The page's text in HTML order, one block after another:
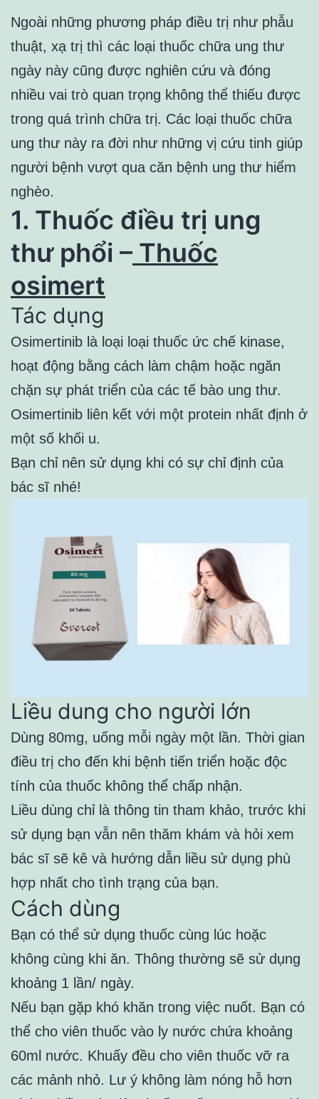
Ngoài những phương pháp điều trị như phẫu
thuật, xạ trị thì các loại thuốc chữa ung thư
ngày này cũng được nghiên cứu và đóng
nhiều vai trò quan trọng không thể thiếu được
trong quá trình chữa trị. Các loại thuốc chữa
ung thư này ra đời như những vị cứu tinh giúp
người bệnh vượt qua căn bệnh ung thư hiểm
nghèo.
1. Thuốc điều trị ung
thư phổi – Thuốc
osimert
Tác dụng
Osimertinib là loại loại thuốc ức chế kinase,
hoạt động bằng cách làm chậm hoặc ngăn
chặn sự phát triển của các tế bào ung thư.
Osimertinib liên kết với một protein nhất định ở
một số khối u.
Bạn chỉ nên sử dụng khi có sự chỉ định của
bác sĩ nhé!
Liều dung cho người lớn
Dùng 80mg, uống mỗi ngày một lần. Thời gian
điều trị cho đến khi bệnh tiến triển hoặc độc
tính của thuốc không thể chấp nhận.
Liều dùng chỉ là thông tin tham khảo, trước khi
sử dụng bạn vẫn nên thăm khám và hỏi xem
bác sĩ sẽ kê và hướng dẫn liều sử dụng phù
hợp nhất cho tình trạng của bạn.
Cách dùng
Bạn có thể sử dụng thuốc cùng lúc hoặc
không cùng khi ăn. Thông thường sẽ sử dụng
khoảng 1 lần/ ngày.
Nếu bạn gặp khó khăn trong việc nuốt. Bạn có
thể cho viên thuốc vào ly nước chứa khoảng
60ml nước. Khuấy đều cho viên thuốc vỡ ra
các mảnh nhỏ. Lư ý không làm nóng hỗ hơn